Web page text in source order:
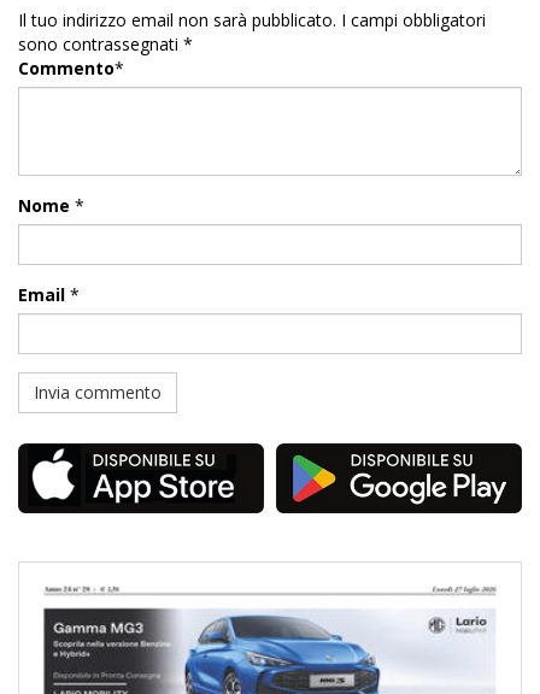
Il tuo indirizzo email non sarà pubblicato. I campi obbligatori
sono contrassegnati *
Commento*
Nome *
Email *